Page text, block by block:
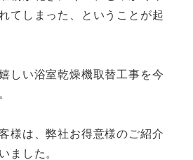
てしまった、ということが起
しい浴室乾燥機取替工事を今
様は、弊社お得意様のご紹介
ました。